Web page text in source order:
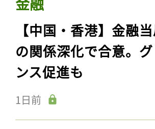
【中国・香港】金融
の関係深化で合意。
ンス促進も
1日前